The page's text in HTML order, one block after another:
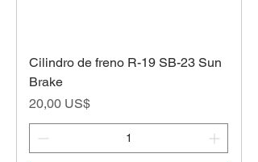
Cilindro de freno R-19 SB-23 Sun
Brake
Precio
20,00 US$